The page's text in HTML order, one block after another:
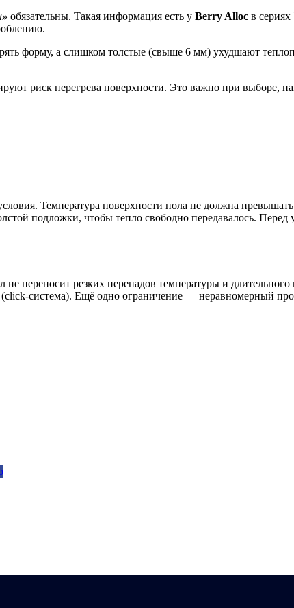
обязательны. Такая информация есть у Berry Alloc в сериях
форму, а слишком толстые (свыше 6 мм) ухудшают
риск перегрева поверхности. Это важно при выборе,
Температура поверхности пола не должна
подложки, чтобы тепло свободно передавалось. Перед
резких перепадов температуры и длительного
система). Ещё одно ограничение — неравномерный